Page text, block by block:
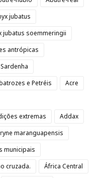
jubatus
jubatus soemmeringii
antrópicas
e Petréis
Acre
extremas
Addax
maranguapensis
municipais
cruzada.
África Central